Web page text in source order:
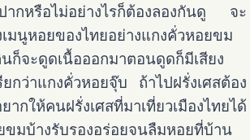
ากหรือไม่อย่างไรก็ต้องลองกันดู จะ
มนูหอยของไทยอย่างแกงคั่วหอยขม
ก็จะดูดเนื้อออกมาตอนดูดก็มีเสียง
กว่าแกงคั่วหอยจุ๊บ ถ้าไปฝรั่งเศสต้อง
ให้คนฝรั่งเศสที่มาเที่ยวเมืองไทยได้
ขมบ้างรับรองอร่อยจนลืมหอยที่บ้าน